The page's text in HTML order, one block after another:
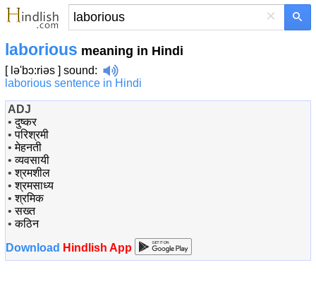
×
laborious meaning in Hindi
[ lə'bɔ:riəs ] sound:
laborious sentence in Hindi
ADJ
•दुष्कर
•परिश्रमी
•मेहनती
•व्यवसायी
•श्रमशील
•श्रमसाध्य
•श्रमिक
•सख्त
•कठिन
Download Hindlish App